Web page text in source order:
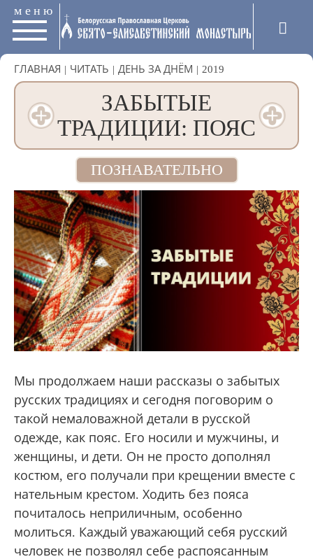
меню
ГЛАВНАЯ | ЧИТАТЬ | ДЕНЬ ЗА ДНЁМ | 2019
ЗАБЫТЫЕ
ТРАДИЦИИ: ПОЯС
ПОЗНАВАТЕЛЬНО
Мы продолжаем наши рассказы о забытых
русских традициях и сегодня поговорим о
такой немаловажной детали в русской
одежде, как пояс. Его носили и мужчины, и
женщины, и дети. Он не просто дополнял
костюм, его получали при крещении вместе с
нательным крестом. Ходить без пояса
почиталось неприличным, особенно
молиться. Каждый уважающий себя русский
человек не позволял себе распоясанным